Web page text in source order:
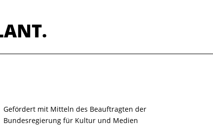
Gefördert mit Mitteln des Beauftragten der
Bundesregierung für Kultur und Medien